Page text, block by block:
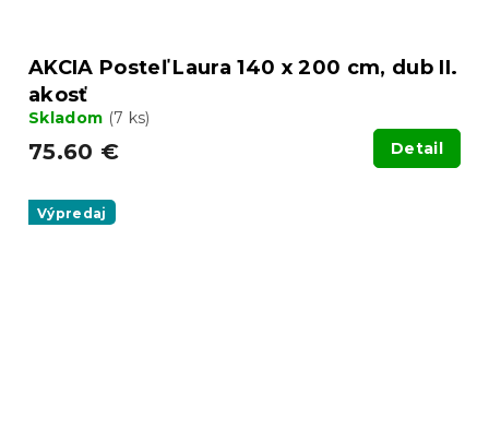
AKCIA Posteľ Laura 140 x 200 cm, dub II.
akosť
Skladom (7 ks)
75.60 € Detail
Výpredaj